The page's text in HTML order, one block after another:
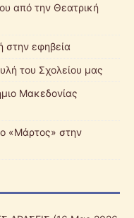
από την Θεατρική
στην εφηβεία
του Σχολείου μας
Μακεδονίας
«Μάρτος» στην